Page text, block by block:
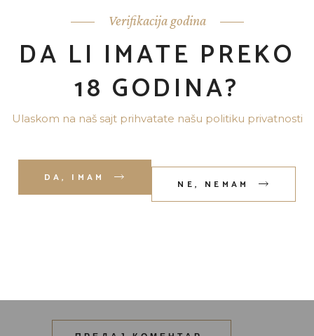
Verifikacija godina
DA LI IMATE PREKO
18 GODINA?
Ulaskom na naš sajt prihvatate našu politiku privatnosti
DA, IMAM
NE, NEMAM